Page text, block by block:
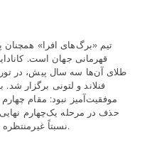
تیم «برگ‌های افرا» همچنان
طلای آن‌ها سه سال پیش، در
فنلاند و لتونی برگزار شد.
موفقیت‌آمیز نبود: مقام
حذف در مرحله یک‌چهارم
نسبتاً غیرمنتظره با نتیجه ۱-۲ مقابل دانمارک شکست خورد.